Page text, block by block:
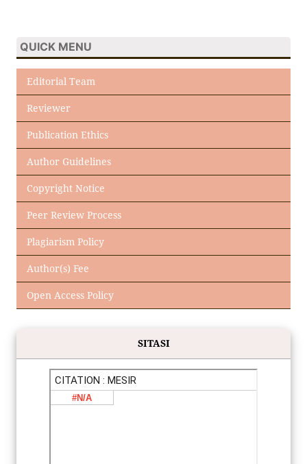
QUICK MENU
Editorial Team
Reviewer
Publication Ethics
Author Guidelines
Copyright Notice
Peer Review Process
Plagiarism Policy
Author(s) Fee
Open Access Policy
SITASI